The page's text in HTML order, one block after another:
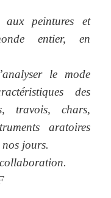
aux peintures et
entier, en
le mode
des
travois, chars,
aratoires
jours.